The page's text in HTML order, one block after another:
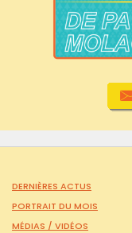
DERNIÈRES ACTUS
PORTRAIT DU MOIS
MÉDIAS / VIDÉOS